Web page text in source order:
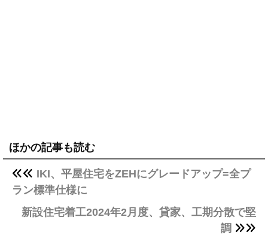
ほかの記事も読む
IKI、平屋住宅をZEHにグレードアップ=全プ
ラン標準仕様に
新設住宅着工2024年2月度、貸家、工期分散で堅
調